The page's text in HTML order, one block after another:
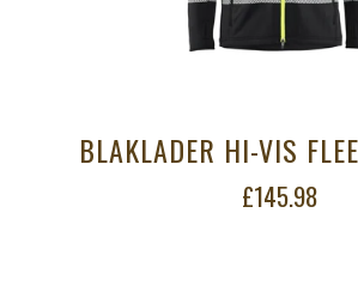
BLAKLADER HI-VIS
£145.98